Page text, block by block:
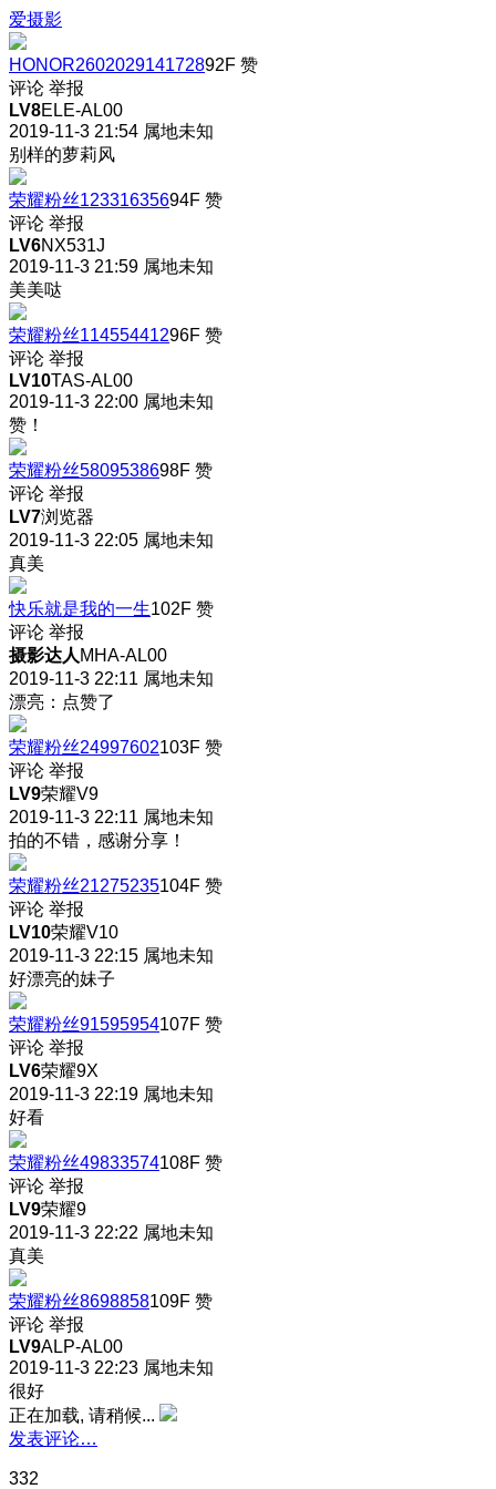
爱摄影
HONOR260202914172892F 赞
评论 举报
LV8ELE-AL00
2019-11-3 21:54 属地未知
别样的萝莉风
荣耀粉丝12331635694F 赞
评论 举报
LV6NX531J
2019-11-3 21:59 属地未知
美美哒
荣耀粉丝11455441296F 赞
评论 举报
LV10TAS-AL00
2019-11-3 22:00 属地未知
赞！
荣耀粉丝5809538698F 赞
评论 举报
LV7浏览器
2019-11-3 22:05 属地未知
真美
快乐就是我的一生102F 赞
评论 举报
摄影达人 MHA-AL00
2019-11-3 22:11 属地未知
漂亮：点赞了
荣耀粉丝24997602103F 赞
评论 举报
LV9荣耀V9
2019-11-3 22:11 属地未知
拍的不错，感谢分享！
荣耀粉丝21275235104F 赞
评论 举报
LV10荣耀V10
2019-11-3 22:15 属地未知
好漂亮的妹子
荣耀粉丝91595954107F 赞
评论 举报
LV6荣耀9X
2019-11-3 22:19 属地未知
好看
荣耀粉丝49833574108F 赞
评论 举报
LV9荣耀9
2019-11-3 22:22 属地未知
真美
荣耀粉丝8698858109F 赞
评论 举报
LV9ALP-AL00
2019-11-3 22:23 属地未知
很好
正在加载, 请稍候...
发表评论…
332